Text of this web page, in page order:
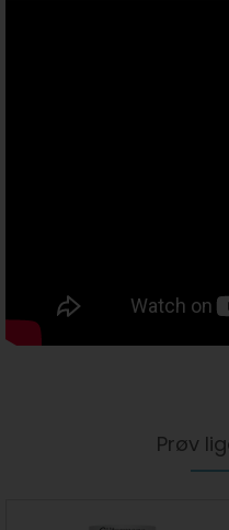
Prøv